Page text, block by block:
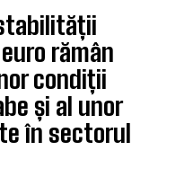
rămân
condiții
și al unor
în sectorul